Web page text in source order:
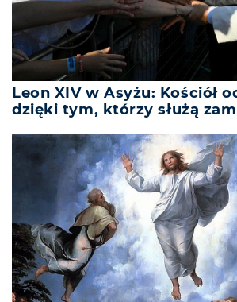
Leon XIV w Asyżu: Kościół
dzięki tym, którzy służą